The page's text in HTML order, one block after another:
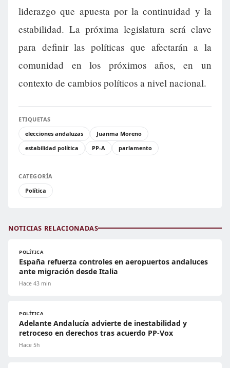
liderazgo que apuesta por la continuidad y la
estabilidad. La próxima legislatura será clave
para definir las políticas que afectarán a la
comunidad en los próximos años, en un
contexto de cambios políticos a nivel nacional.
ETIQUETAS
elecciones andaluzas
Juanma Moreno
estabilidad política
PP-A parlamento
CATEGORÍA
Política
NOTICIAS RELACIONADAS
POLÍTICA
España refuerza controles en aeropuertos andaluces
ante migración desde Italia
Hace 43 min
POLÍTICA
Adelante Andalucía advierte de inestabilidad y
retroceso en derechos tras acuerdo PP-Vox
Hace 5h